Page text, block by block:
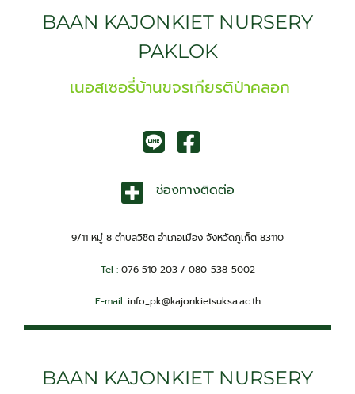
BAAN KAJONKIET NURSERY
PAKLOK
เนอสเซอรี่บ้านขจรเกียรติป่าคลอก
ช่องทางติดต่อ
9/11 หมู่ 8 ตำบลวิชิต อำเภอเมือง จังหวัดภูเก็ต 83110
Tel :076 510 203 / 080-538-5002
E-mail :info_pk@kajonkietsuksa.ac.th
BAAN KAJONKIET NURSERY